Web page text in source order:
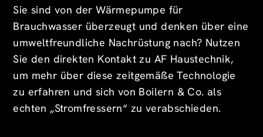
Sie sind von der Wärmepumpe für
Brauchwasser überzeugt und denken über eine
umweltfreundliche Nachrüstung nach? Nutzen
Sie den direkten Kontakt zu AF Haustechnik,
um mehr über diese zeitgemäße Technologie
zu erfahren und sich von Boilern & Co. als
echten „Stromfressern“ zu verabschieden.